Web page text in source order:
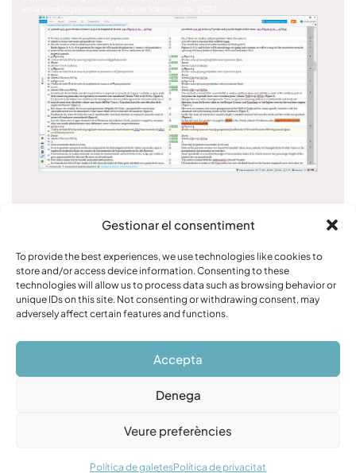
Gestionar el consentiment
To provide the best experiences, we use technologies like cookies to
store and/or access device information. Consenting to these
technologies will allow us to process data such as browsing behavior or
unique IDs on this site. Not consenting or withdrawing consent, may
adversely affect certain features and functions.
Accepta
Denega
Veure preferències
Política de galetesPolítica de privacitat
ÁMBITO JURÍDICO